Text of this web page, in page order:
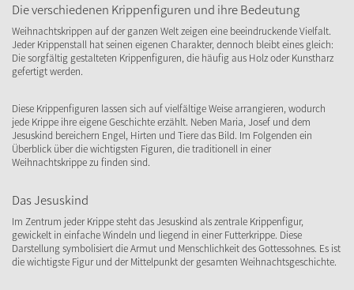
Die verschiedenen Krippenfiguren und ihre Bedeutung
Weihnachtskrippen auf der ganzen Welt zeigen eine beeindruckende Vielfalt.
Jeder Krippenstall hat seinen eigenen Charakter, dennoch bleibt eines gleich:
Die sorgfältig gestalteten Krippenfiguren, die häufig aus Holz oder Kunstharz
gefertigt werden.
Diese Krippenfiguren lassen sich auf vielfältige Weise arrangieren, wodurch
jede Krippe ihre eigene Geschichte erzählt. Neben Maria, Josef und dem
Jesuskind bereichern Engel, Hirten und Tiere das Bild. Im Folgenden ein
Überblick über die wichtigsten Figuren, die traditionell in einer
Weihnachtskrippe zu finden sind.
Das Jesuskind
Im Zentrum jeder Krippe steht das Jesuskind als zentrale Krippenfigur,
gewickelt in einfache Windeln und liegend in einer Futterkrippe. Diese
Darstellung symbolisiert die Armut und Menschlichkeit des Gottessohnes. Es ist
die wichtigste Figur und der Mittelpunkt der gesamten Weihnachtsgeschichte.